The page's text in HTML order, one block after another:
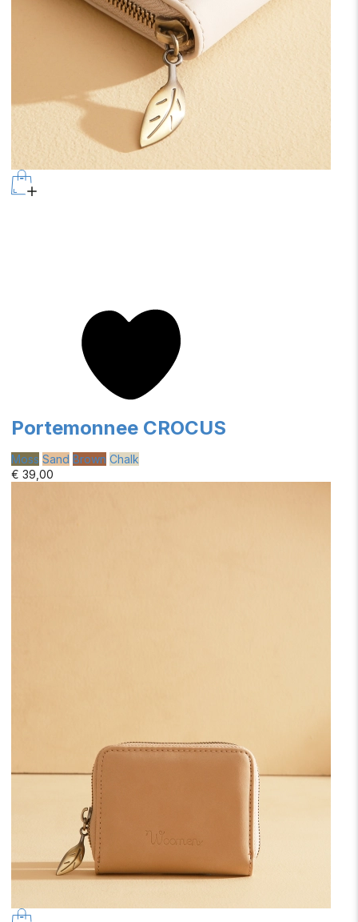
Portemonnee CROCUS
Moss Sand Brown Chalk
€ 39,00